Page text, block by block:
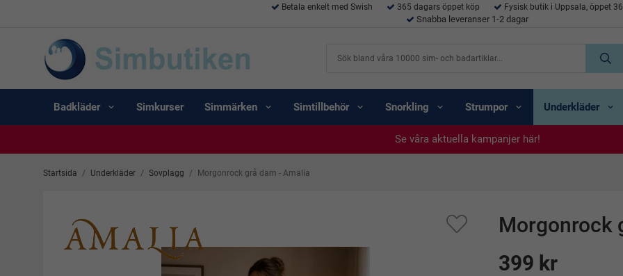
Betala enkelt med Swish 365 dagars öppet köp Fysisk butik i Uppsala, öppet
Snabba leveranser 1-2 dagar
Badkläder Simkurser Simmärken Simtillbehör Snorkling Strumpor Underkläder
Se våra aktuella kampanjer här!
Se våra aktuella kampanjer här!
Se våra aktuella kampanjer här!
Se våra aktuella kampanjer här!
Startsida / Underkläder / Sovplagg / Morgonrock grå dam - Amalia
Morgonrock
399 kr